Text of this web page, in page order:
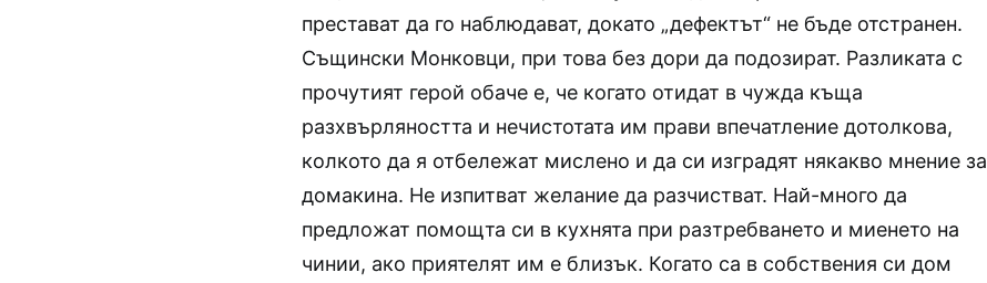
престават да го наблюдават, докато „дефектът“ не бъде отстранен.
Същински Монковци, при това без дори да подозират. Разликата с
прочутият герой обаче е, че когато отидат в чужда къща
разхвърляността и нечистотата им прави впечатление дотолкова,
колкото да я отбележат мислено и да си изградят някакво мнение за
домакина. Не изпитват желание да разчистват. Най-много да
предложат помощта си в кухнята при разтребването и миенето на
чинии, ако приятелят им е близък. Когато са в собствения си дом